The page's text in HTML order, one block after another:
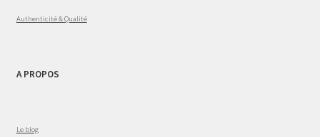
Authenticité & Qualité
A PROPOS
Le blog